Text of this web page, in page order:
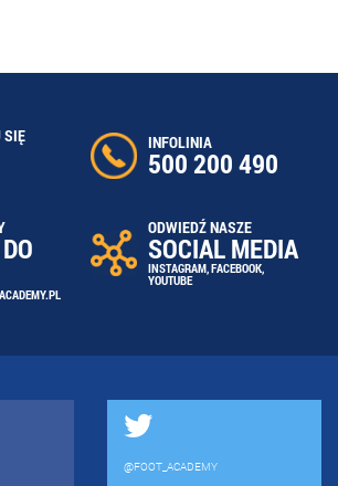
SIĘ INFOLINIA
500 200 490
ODWIEDŹ NASZE
SOCIAL MEDIA
INSTAGRAM,FACEBOOK,
YOUTUBE
@FOOT_ACADEMY